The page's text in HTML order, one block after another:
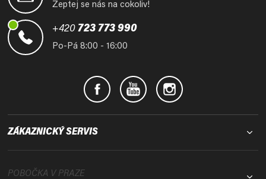
Zeptej se nás na cokoliv!
+420 723 773 990
Po-Pá 8:00 - 16:00
ZÁKAZNICKÝ SERVIS
POBOČKA V PRAZE